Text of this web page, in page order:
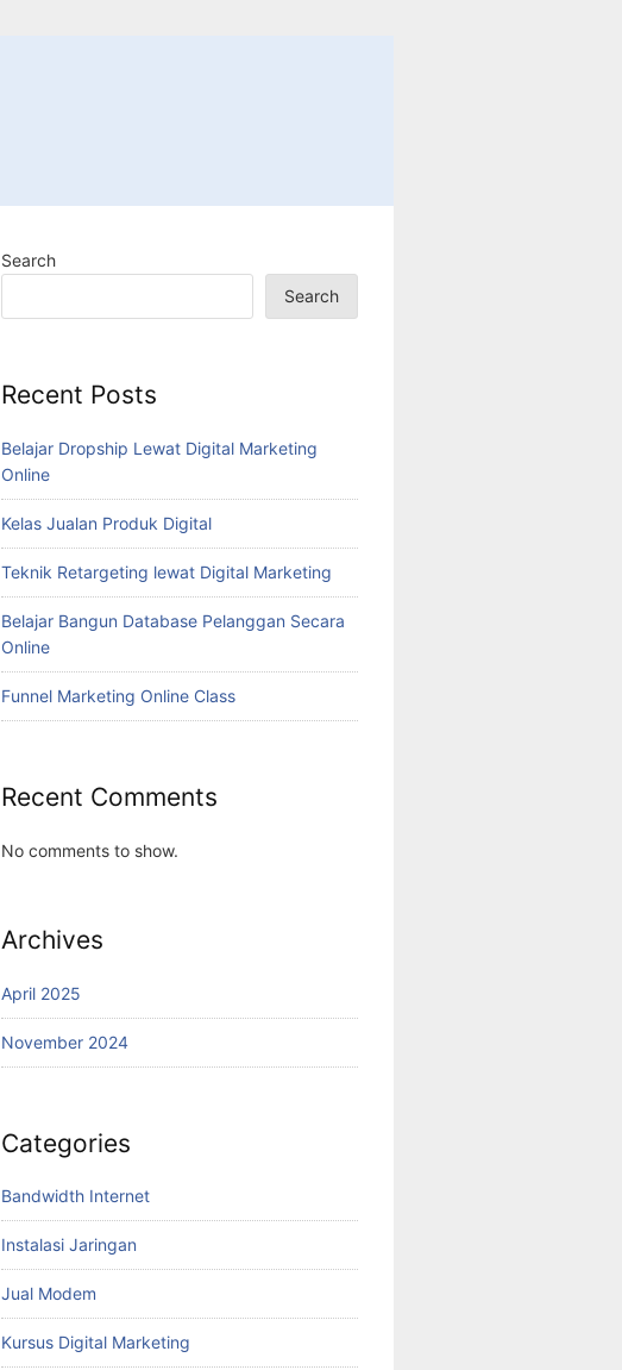
Search
Search
Recent Posts
Belajar Dropship Lewat Digital Marketing
Online
Kelas Jualan Produk Digital
Teknik Retargeting lewat Digital Marketing
Belajar Bangun Database Pelanggan Secara
Online
Funnel Marketing Online Class
Recent Comments
No comments to show.
Archives
April 2025
November 2024
Categories
Bandwidth Internet
Instalasi Jaringan
Jual Modem
Kursus Digital Marketing